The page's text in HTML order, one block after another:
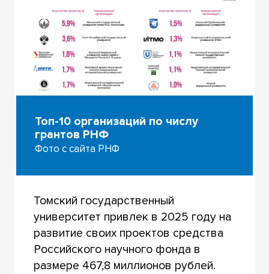
Топ-10 организаций по числу
грантов РНФ
Фото с сайта РНФ
Томский государственный
университет привлек в 2025 году на
развитие своих проектов средства
Российского научного фонда в
размере 467,8 миллионов рублей.